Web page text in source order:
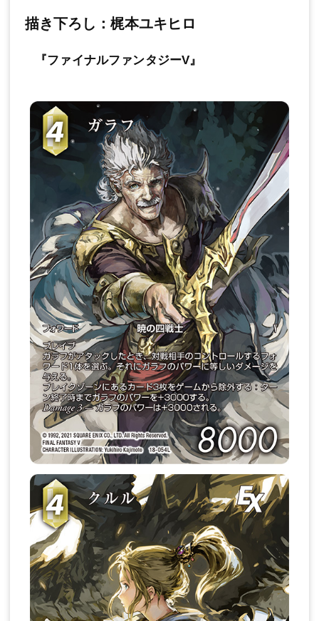
描き下ろし：梶本ユキヒロ
『ファイナルファンタジーV』